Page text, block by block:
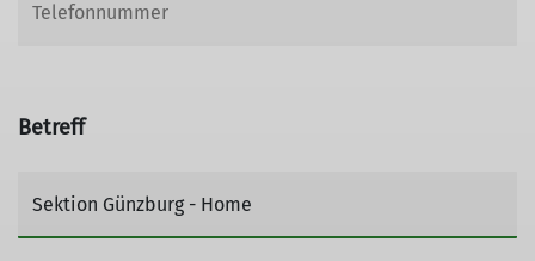
Betreff